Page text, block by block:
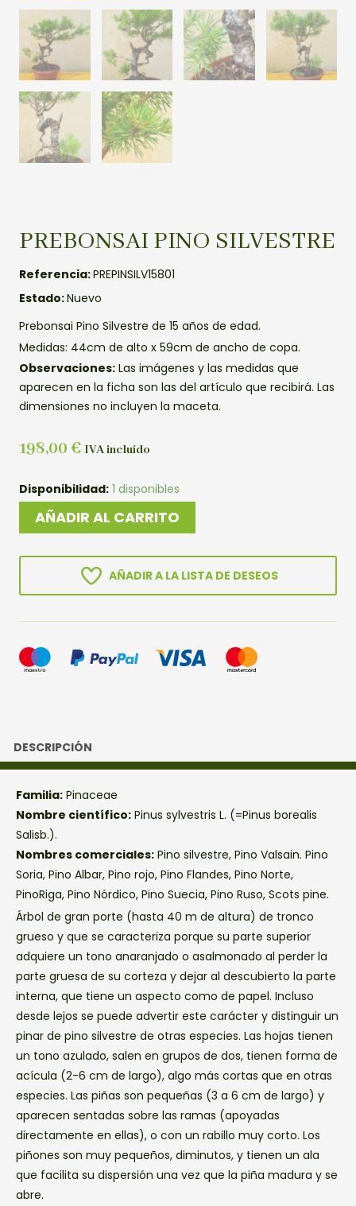
PREBONSAI PINO SILVESTRE
Referencia:PREPINSILV15801
Estado:Nuevo
Prebonsai Pino Silvestre de 15 años de edad.
Medidas: 44cm de alto x 59cm de ancho de copa.
Observaciones: Las imágenes y las medidas que
aparecen en la ficha son las del artículo que recibirá. Las
dimensiones no incluyen la maceta.
198,00 € IVA incluído
Disponibilidad: 1 disponibles
PREBONSAI
AÑADIR AL CARRITO
AÑADIR A LA LISTA DE DESEOS
DESCRIPCIÓN
Familia: Pinaceae
Nombre científico: Pinus sylvestris L. (=Pinus borealis
Salisb.).
Nombres comerciales: Pino silvestre, Pino Valsain. Pino
Soria, Pino Albar, Pino rojo, Pino Flandes, Pino Norte,
PinoRiga, Pino Nórdico, Pino Suecia, Pino Ruso, Scots pine.
Árbol de gran porte (hasta 40 m de altura) de tronco
grueso y que se caracteriza porque su parte superior
adquiere un tono anaranjado o asalmonado al perder la
parte gruesa de su corteza y dejar al descubierto la parte
interna, que tiene un aspecto como de papel. Incluso
desde lejos se puede advertir este carácter y distinguir un
pinar de pino silvestre de otras especies. Las hojas tienen
un tono azulado, salen en grupos de dos, tienen forma de
acícula (2-6 cm de largo), algo más cortas que en otras
especies. Las piñas son pequeñas (3 a 6 cm de largo) y
aparecen sentadas sobre las ramas (apoyadas
directamente en ellas), o con un rabillo muy corto. Los
piñones son muy pequeños, diminutos, y tienen un ala
que facilita su dispersión una vez que la piña madura y se
abre.